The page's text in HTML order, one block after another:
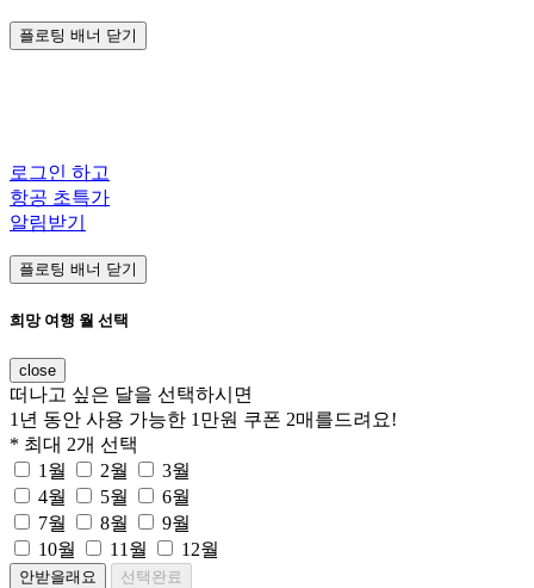
플로팅 배너 닫기
로그인 하고
항공 초특가
알림받기
플로팅 배너 닫기
희망 여행 월 선택
close
떠나고 싶은 달을 선택하시면
1년 동안 사용 가능한 1만원 쿠폰 2매 를드려요!
* 최대 2개 선택
1월
2월
3월
4월
5월
6월
7월
8월
9월
10월
11월 12월
안받을래요
선택완료